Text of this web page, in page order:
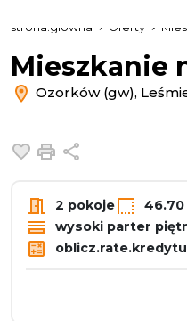
strona.glowna Oferty
Mieszkanie
Ozorków (gw),
Dodaj do ulubionych
Drukuj
2 pokoje 46.70
wysoki parter
oblicz.rate.kredytu